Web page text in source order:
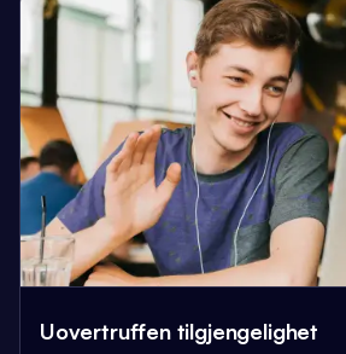
Uovertruffen tilgjengelighet